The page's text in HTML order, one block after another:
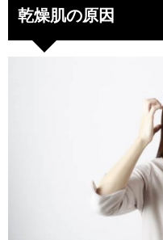
乾燥肌の原因